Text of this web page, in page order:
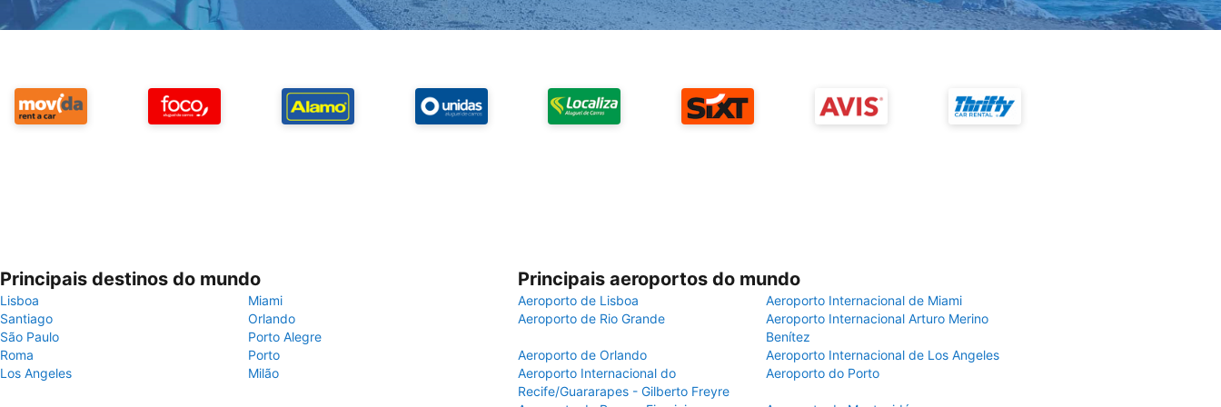
Principais destinos do mundo
Lisboa
Miami
Santiago
Orlando
São Paulo
Porto Alegre
Roma
Porto
Los Angeles
Milão
Principais aeroportos do mundo
Aeroporto de Lisboa
Aeroporto Internacional de Miami
Aeroporto de Rio Grande
Aeroporto Internacional Arturo Merino
Benítez
Aeroporto de Orlando
Aeroporto Internacional de Los Angeles
Aeroporto Internacional do
Recife/Guararapes - Gilberto Freyre
Aeroporto do Porto